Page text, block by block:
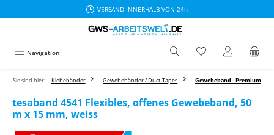
VERSAND INNERHALB VON 24h
Navigation
Sie sind hier: Klebebänder Gewebebänder / Duct-Tapes Gewebeband - Premium
tesaband 4541 Flexibles, offenes Gewebeband, 50
m x 15 mm, weiss